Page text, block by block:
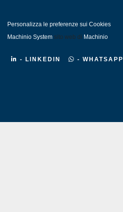
Personalizza le preferenze sui Cookies
Machinio System sito web di Machinio
- LINKEDIN - WHATSAPP